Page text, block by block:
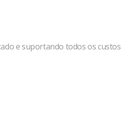
e suportando todos os custos